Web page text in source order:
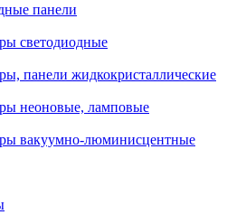
панели
светодиодные
панели жидкокристаллические
неоновые, ламповые
вакуумно-люминисцентные